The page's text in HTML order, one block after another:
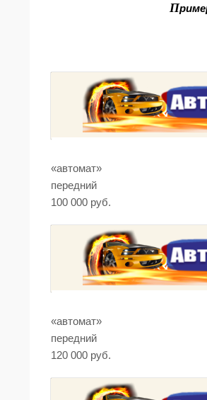
П
«автомат»
передний
100 000 руб.
«автомат»
передний
120 000 руб.